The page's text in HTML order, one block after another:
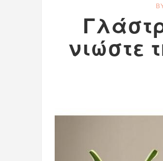
νιώστε